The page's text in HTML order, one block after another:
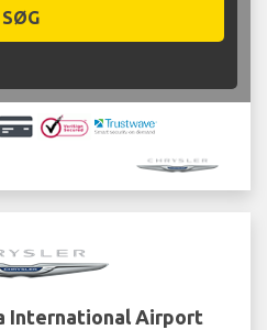
SØG
International Airport